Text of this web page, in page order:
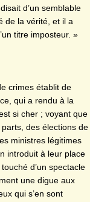
d’un semblable
de la vérité, et il a
titre imposteur. »
crimes établit de
qui a rendu à la
si cher ; voyant que
des élections de
ministres légitimes
introduit à leur place
d’un spectacle
une digue aux
qui s’en sont